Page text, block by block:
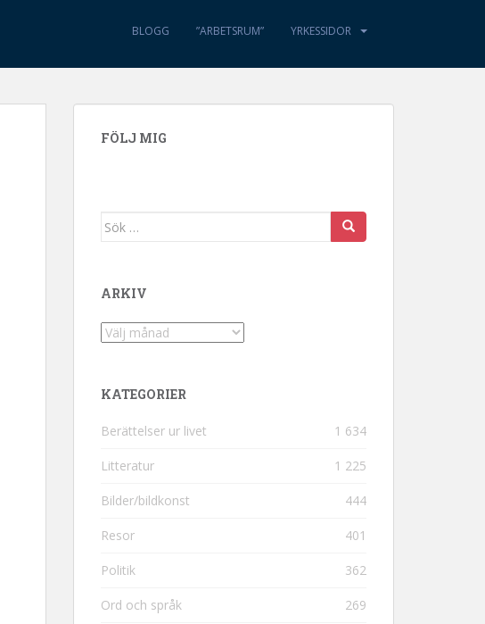
BLOGG ”ARBETSRUM” YRKESSIDOR
FÖLJ MIG
Sök efter:
ARKIV
Arkiv
KATEGORIER
Berättelser ur livet 1 634
Litteratur 1 225
Bilder/bildkonst 444
Resor 401
Politik 362
Ord och språk 269